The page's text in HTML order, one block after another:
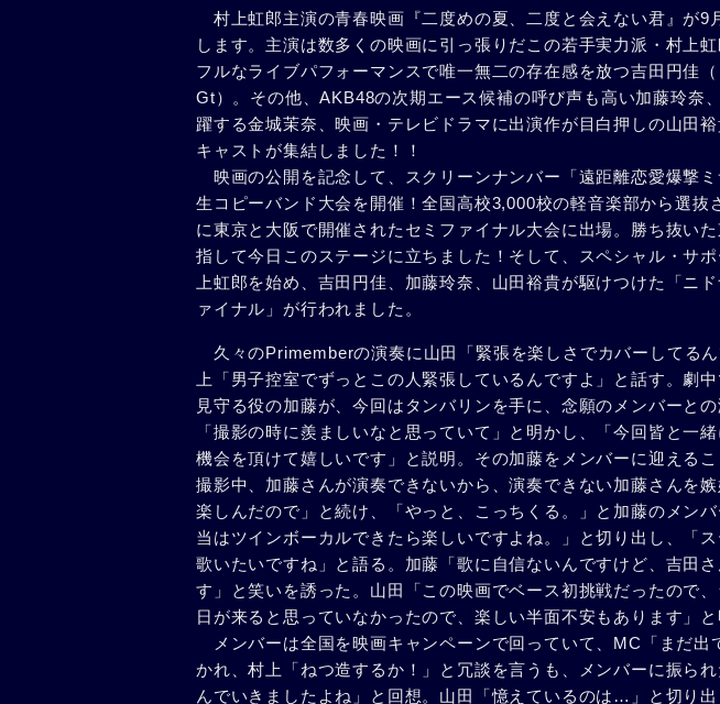
村上虹郎主演の青春映画『二度めの夏、二度と会えない君』が9
します。主演は数多くの映画に引っ張りだこの若手実力派・村上
フルなライブパフォーマンスで唯一無二の存在感を放つ吉田円佳
Gt）。その他、AKB48の次期エース候補の呼び声も高い加藤玲奈
躍する金城茉奈、映画・テレビドラマに出演作が目白押しの山田
キャストが集結しました！！
映画の公開を記念して、スクリーンナンバー「遠距離恋愛爆撃
生コピーバンド大会を開催！全国高校3,000校の軽音楽部から選抜
に東京と大阪で開催されたセミファイナル大会に出場。勝ち抜い
指して今日このステージに立ちました！そして、スペシャル・サ
上虹郎を始め、吉田円佳、加藤玲奈、山田裕貴が駆けつけた「ニ
ァイナル」が行われました。
久々のPrimemberの演奏に山田「緊張を楽しさでカバーしてる
上「男子控室でずっとこの人緊張しているんですよ」と話す。劇
見守る役の加藤が、今回はタンバリンを手に、念願のメンバーと
「撮影の時に羨ましいなと思っていて」と明かし、「今回皆と一
機会を頂けて嬉しいです」と説明。その加藤をメンバーに迎える
撮影中、加藤さんが演奏できないから、演奏できない加藤さんを
楽しんだので」と続け、「やっと、こっちくる。」と加藤のメン
当はツインボーカルできたら楽しいですよね。」と切り出し、「
歌いたいですね」と語る。加藤「歌に自信ないんですけど、吉田
す」と笑いを誘った。山田「この映画でベース初挑戦だったので
日が来ると思っていなかったので、楽しい半面不安もあります」と
メンバーは全国を映画キャンペーンで回っていて、MC「まだ出
かれ、村上「ねつ造するか！」と冗談を言うも、メンバーに振ら
んでいきましたよね」と回想。山田「憶えているのは…」と切り